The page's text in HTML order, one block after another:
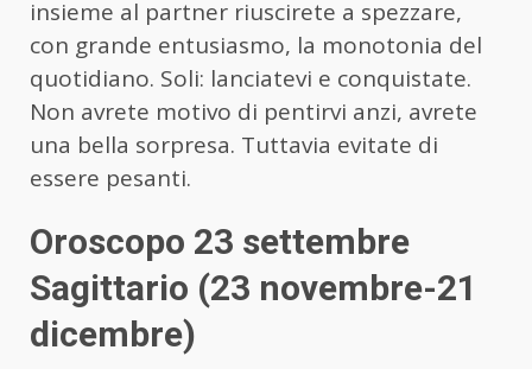
insieme al partner riuscirete a spezzare,
con grande entusiasmo, la monotonia del
quotidiano. Soli: lanciatevi e conquistate.
Non avrete motivo di pentirvi anzi, avrete
una bella sorpresa. Tuttavia evitate di
essere pesanti.
Oroscopo 23 settembre
Sagittario (23 novembre-21
dicembre)